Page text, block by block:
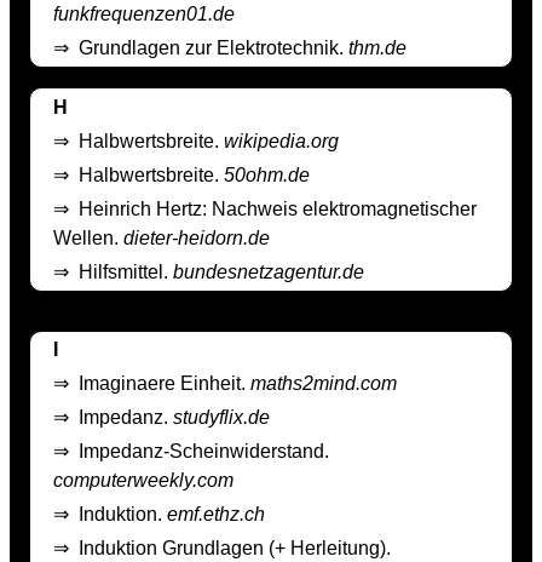
funkfrequenzen01.de
⇒ Grundlagen zur Elektrotechnik. thm.de
H
⇒ Halbwertsbreite. wikipedia.org
⇒ Halbwertsbreite. 50ohm.de
⇒ Heinrich Hertz: Nachweis elektromagnetischer
Wellen. dieter-heidorn.de
⇒ Hilfsmittel. bundesnetzagentur.de
⇒
Imaginaere Einheit. maths2mind.com
⇒
Impedanz. studyflix.de
⇒
Impedanz-Scheinwiderstand.
computerweekly.com
⇒
Induktion. emf.ethz.ch
⇒
Induktion Grundlagen (+ Herleitung).